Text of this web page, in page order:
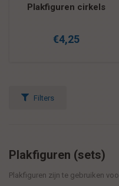
Plakfiguren cirkels
€4,25
Filters
Plakfiguren (sets)
Plakfiguren zijn te gebruiken